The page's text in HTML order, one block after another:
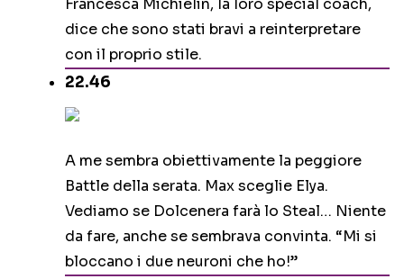
Francesca Michielin, la loro special coach,
dice che sono stati bravi a reinterpretare
con il proprio stile.
22.46
A me sembra obiettivamente la peggiore
Battle della serata. Max sceglie Elya.
Vediamo se Dolcenera farà lo Steal… Niente
da fare, anche se sembrava convinta. “Mi si
bloccano i due neuroni che ho!”